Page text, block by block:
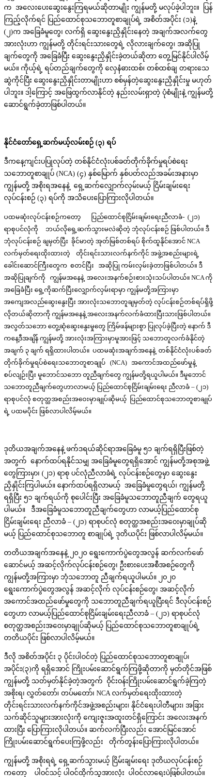
က အလေးပေးဆွေးနွေးကြရမယ်ဆိုတာမျိုး ကျွန်မတို့ မလုပ်ခဲ့ပါဘူး။ ပြန်
ကြည့်လိုက်ရင် ပြည်ထောင်စုသဘောတူစာချုပ်ရဲ့ အစိတ်အပိုင်း (၁)နဲ့
(၂)က အခြေခံမူတွေ၊ လက်ရှိ ဆွေးနွေးညှိနှိုင်းနေတဲ့ အချက်အလက်တွေ
အားလုံးဟာ ကျွန်မတို့ တိုင်းရင်းသားတွေရဲ့ လိုလားချက်တွေ၊ အဆိုပြု
ချက်တွေကို အခြေခံပြီး ဆွေးနွေးညှိနှိုင်းခဲ့တယ်ဆိုတာ တွေ့မြင်နိုင်ပါလိမ့်
မယ်။ ကိုယ့်ရဲ့ ရပ်တည်ချက်တွေကို လှေနံဓားထစ်၊ တစ်ထစ်ချ တရားသေ
ဆွဲကိုင်ပြီး ဆွေးနွေးညှိနှိုင်းတာမျိုးဟာ စစ်မှန်တဲ့ဆွေးနွေးညှိနှိုင်းမှု မဟုတ်
ပါဘူး။ ဒါ့ကြောင့် အဖြေထွက်လာနိုင်တဲ့ နည်းလမ်းရှာတဲ့ ပုံစံမျိုးနဲ့ ကျွန်မတို့
ဆောင်ရွက်ခဲ့တာဖြစ်ပါတယ်။
နိုင်ငံတော်ရှေ့ဆက်မယ့်လမ်းစဉ် (၃) ရပ်
ဒီကနေ့ကျင်းပပြုလုပ်တဲ့ တစ်နိုင်ငံလုံးပစ်ခတ်တိုက်ခိုက်မှုရပ်စဲရေး
သဘောတူစာချုပ် (NCA) (၄) နှစ်မြောက် နှစ်ပတ်လည်အခမ်းအနားမှာ
ကျွန်မတို့ အစိုးရအနေနဲ့ ရှေ့ဆက်လျှောက်လှမ်းမယ့် ငြိမ်းချမ်းရေး
လုပ်ငန်းစဉ် (၃) ရပ်ကို အသိပေးပြောကြားလိုပါတယ်။
ပထမဆုံးလုပ်ငန်းစဉ်ကတော့ ပြည်ထောင်စုငြိမ်းချမ်းရေးညီလာခံ- (၂၁)
ရာစုပင်လုံကို ဘယ်လိုရှေ့ဆက်သွားမလဲဆိုတဲ့ ဘုံလုပ်ငန်းစဉ် ဖြစ်ပါတယ်။ ဒီ
ဘုံလုပ်ငန်းစဉ် ချမှတ်ပြီး ခိုင်မာတဲ့ အုတ်မြစ်တစ်ရပ် စိုက်ထူနိုင်အောင် NCA
လက်မှတ်ရေးထိုးထားတဲ့ တိုင်းရင်းသားလက်နက်ကိုင် အဖွဲ့အစည်းများရဲ့
ခေါင်းဆောင်ကြီးတွေက စတင်ပြီး အဆိုပြု ကမ်းလှမ်းခဲ့တာဖြစ်ပါတယ်။ ဒီ
အဆိုပြုချက်ကို ကျွန်မအနေနဲ့ အလေးအနက်စဉ်းစားသုံးသပ်ပါတယ်။ NCA ကို
အခြေခံပြီး ရှေ့ကိုဆက်ပြီးလျှောက်လှမ်းရာမှာ ကျွန်မတို့အကြားမှာ
အကျေအလည်ဆွေးနွေးပြီး အားလုံးသဘောတူချမှတ်တဲ့ လုပ်ငန်းစဉ်တစ်ရပ်ရှိဖို့
လိုတယ်ဆိုတာကို ကျွန်မအနေနဲ့ အလေးအနက်လက်ခံထားပြီးသားဖြစ်ပါတယ်။
အလွတ်သဘော တွေ့ဆုံဆွေးနွေးမှုတွေ ကြိမ်ဖန်များစွာ ပြုလုပ်ခဲ့ပြီးတဲ့ နောက် ဒီ
ကနေ့ဒီအချိန် ကျွန်မတို့ အားလုံးအကြားမှာမူအားဖြင့် သဘောတူလက်ခံနိုင်တဲ့
အချက် ၃ ချက် ရရှိထားပါတယ်။ ပထမဆုံးအချက်အနေနဲ့ တစ်နိုင်ငံလုံးပစ်ခတ်
တိုက်ခိုက်မှုရပ်စဲရေးသဘောတူစာချုပ် (NCA) အကောင်အထည်ဖော်မှုနဲ့
စပ်လျဉ်းပြီး မူဘောင်သဘော တူညီချက်တွေ ကျွန်မတို့ရယူပါမယ်။ ဒီမူဘောင်
သဘောတူညီချက်တွေဟာလာမယ့် ပြည်ထောင်စုငြိမ်းချမ်းရေး ညီလာခံ – (၂၁)
ရာစုပင်လုံ စတုတ္ထအစည်းအဝေးမှာချုပ်ဆိုမယ့် ပြည်ထောင်စုသဘောတူစာချုပ်
ရဲ့ ပထမပိုင်း ဖြစ်လာပါလိမ့်မယ်။
ဒုတိယအချက်အနေနဲ့ ဖက်ဒရယ်ဆိုင်ရာအခြေခံမူ ၅၁ ချက်ရရှိပြီးဖြစ်တဲ့
အတွက် နောက်ထပ်ရနိုင်သမျှ အခြေခံမူတွေရရှိအောင် ကျွန်မတို့အစုအဖွဲ့
တွေကြားမှာ၊ (၂၁) ရာစု ပင်လုံညီလာခံရဲ့ လုပ်ငန်းစဉ်တွေမှာ ဆွေးနွေး
ညှိနှိုင်းကြပါမယ်။ နောက်ထပ်ရရှိလာမယ့် အခြေခံမူတွေရယ်၊ ကျွန်မတို့
ရရှိပြီး ၅၁ ချက်ရယ်ကို စုပေါင်းပြီး အခြေခံမူသဘောတူညီချက် တွေရယူ
ပါမယ်။ ဒီအခြေခံမူသဘောတူညီချက်တွေဟာ လာမယ့်ပြည်ထောင်စု
ငြိမ်းချမ်းရေး ညီလာခံ – (၂၁) ရာစုပင်လုံ စတုတ္ထအစည်းအဝေးမှာချုပ်ဆို
မယ့် ပြည်ထောင်စုသဘောတူ စာချုပ်ရဲ့ ဒုတိယပိုင်း ဖြစ်လာပါလိမ့်မယ်။
တတိယအချက်အနေနဲ့ ၂၀၂၀ ရွေးကောက်ပွဲတွေအလွန် ဆက်လက်ဖော်
ဆောင်မယ့် အဆင့်လိုက်လုပ်ငန်းစဉ်တွေ၊ ဦးစားပေးအစီအစဉ်တွေကို
ကျွန်မတို့အကြားမှာ ဘုံသဘောတူ ညီချက်ရယူပါမယ်။ ၂၀၂၀
ရွေးကောက်ပွဲတွေအလွန် အဆင့်လိုက် လုပ်ငန်းစဉ်တွေ၊ အဆင့်လိုက်
အကောင်အထည်ဖော်မှုတွေကို သဘောတူညီချက်ရယူပြီးရင် ဒီလုပ်ငန်းစဉ်
တွေဟာ လာမယ့်ပြည်ထောင်စုငြိမ်းချမ်းရေးညီလာခံ – (၂၁) ရာစုပင်လုံ
စတုတ္ထအစည်းအဝေးမှာချုပ်ဆိုမယ့် ပြည်ထောင်စုသဘောတူစာချုပ်ရဲ့
တတိယပိုင်း ဖြစ်လာပါလိမ့်မယ်။
ဒီလို အစိတ်အပိုင်း ၃ ပိုင်းပါဝင်တဲ့ ပြည်ထောင်စုသဘောတူစာချုပ်၊
အပိုင်း(၃)ကို ရရှိအောင် ကြိုးပမ်းဆောင်ရွက်ကြဖို့ဆိုတာကို မှတ်တိုင်အဖြစ်
ကျွန်မတို့ သတ်မှတ်နိုင်ခဲ့တဲ့အတွက် ဝိုင်းဝန်းကြိုးပမ်းဆောင်ရွက်ခဲ့ကြတဲ့
အစိုးရ၊ လွှတ်တော်၊ တပ်မတော်၊ NCA လက်မှတ်ရေးထိုးထားတဲ့
တိုင်းရင်းသားလက်နက်ကိုင်အဖွဲ့အစည်းများ၊ နိုင်ငံရေးပါတီများ၊ အခြား
သက်ဆိုင်သူများအားလုံးကို ကျေးဇူးအထူးတင်ရှိကြောင်း အလေးအနက်
ထားပြီး ပြောကြားလိုပါတယ်။ ဆက်လက်ပြီးလည်း အောင်မြင်အောင်
ကြိုးပမ်းဆောင်ရွက်ပေးကြဖို့လည်း တိုက်တွန်းပြောကြားလိုပါတယ်။
ကျွန်မတို့ အစိုးရရဲ့ ရှေ့ဆက်သွားမယ့် ငြိမ်းချမ်းရေး ဒုတိယလုပ်ငန်းစဉ်
ကတော့ ပါဝင်သင့် ပါဝင်ထိုက်သူအားလုံး ပါဝင်လာရေးပဲဖြစ်ပါတယ်။